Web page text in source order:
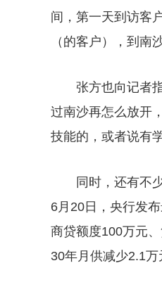
间，第一天到访客
（的客户），到南
张方也向记者
过南沙再怎么放开
技能的，或者说有
同时，还有不
6月20日，央行发
商贷额度100万元
30年月供减少2.1万